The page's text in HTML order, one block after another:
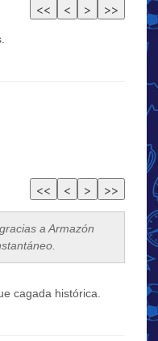
a Armazón
cagada histórica.